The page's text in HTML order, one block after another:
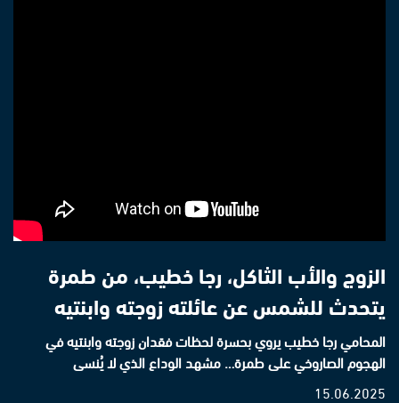
الزوج والأب الثاكل، رجا خطيب، من طمرة
يتحدث للشمس عن عائلته زوجته وابنتيه
المحامي رجا خطيب يروي بحسرة لحظات فقدان زوجته وابنتيه في
الهجوم الصاروخي على طمرة… مشهد الوداع الذي لا يُنسى
15.06.2025